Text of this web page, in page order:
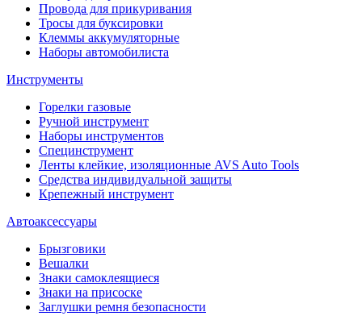
Провода для прикуривания
Тросы для буксировки
Клеммы аккумуляторные
Наборы автомобилиста
Инструменты
Горелки газовые
Ручной инструмент
Наборы инструментов
Специнструмент
Ленты клейкие, изоляционные AVS Auto Tools
Средства индивидуальной защиты
Крепежный инструмент
Автоаксессуары
Брызговики
Вешалки
Знаки самоклеящиеся
Знаки на присоске
Заглушки ремня безопасности